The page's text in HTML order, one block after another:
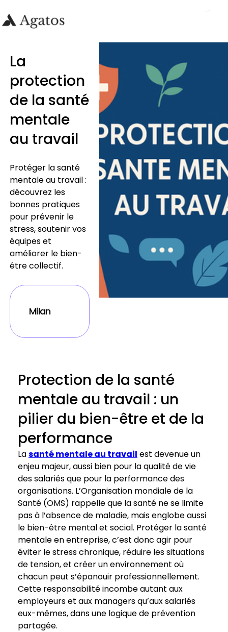
La
protection
de la santé
mentale
au travail
Protéger la santé
mentale au travail :
découvrez les
bonnes pratiques
pour prévenir le
stress, soutenir vos
équipes et
améliorer le bien-
être collectif.
Milan
Protection de la santé
mentale au travail : un
pilier du bien-être et de la
performance
Lasanté mentale au travail est devenue un
enjeu majeur, aussi bien pour la qualité de vie
des salariés que pour la performance des
organisations. L’Organisation mondiale de la
Santé (OMS) rappelle que la santé ne se limite
pas à l’absence de maladie, mais englobe aussi
le bien-être mental et social. Protéger la santé
mentale en entreprise, c’est donc agir pour
éviter le stress chronique, réduire les situations
de tension, et créer un environnement où
chacun peut s’épanouir professionnellement.
Cette responsabilité incombe autant aux
employeurs et aux managers qu’aux salariés
eux-mêmes, dans une logique de prévention
partagée.